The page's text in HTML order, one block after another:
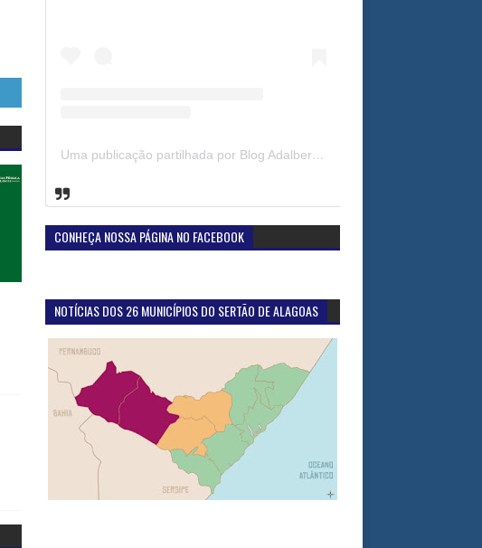
Uma publicação partilhada por Blog Adalberto Gomes Noticias (@blogadalbertogomesnoticiass)
CONHEÇA NOSSA PÁGINA NO FACEBOOK
NOTÍCIAS DOS 26 MUNICÍPIOS DO SERTÃO DE ALAGOAS